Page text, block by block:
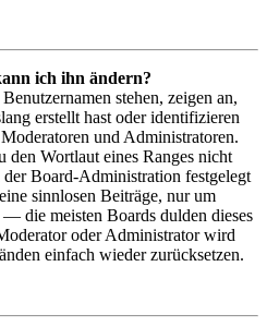
ich ihn ändern?
stehen, zeigen an,
erstellt hast oder identifizieren
und Administratoren.
den Wortlaut eines Ranges nicht
Board-Administration festgelegt
sinnlosen Beiträge, nur um
die meisten Boards dulden dieses
oder Administrator wird
einfach wieder zurücksetzen.